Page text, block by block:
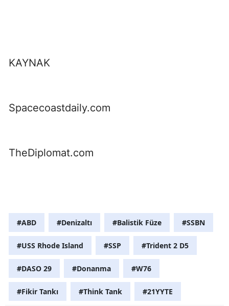
KAYNAK
Spacecoastdaily.com
TheDiplomat.com
#ABD #Denizaltı #Balistik Füze #SSBN
#USS Rhode Island #SSP #Trident 2 D5
#DASO 29 #Donanma #W76
#Fikir Tankı #Think Tank #21YYTE